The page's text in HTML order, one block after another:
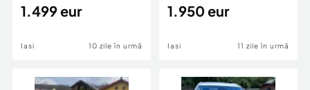
1.499 eur
Iasi 10 zile în urmă
1.950 eur
Iasi 11 zile în urmă